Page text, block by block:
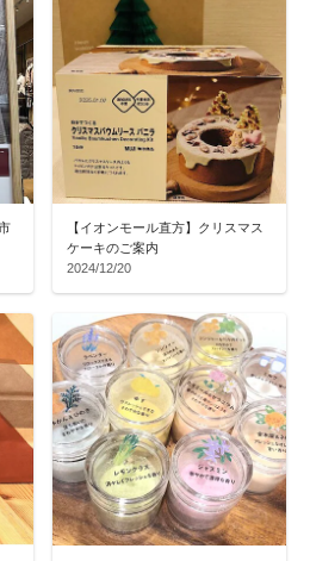
【イオンモール直方】クリスマス
ケーキのご案内
2024/12/20